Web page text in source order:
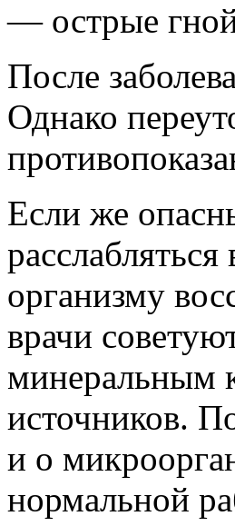
— острые
После
Однако
Если же
организму
врачи
минеральным
источников.
и о
нормальной